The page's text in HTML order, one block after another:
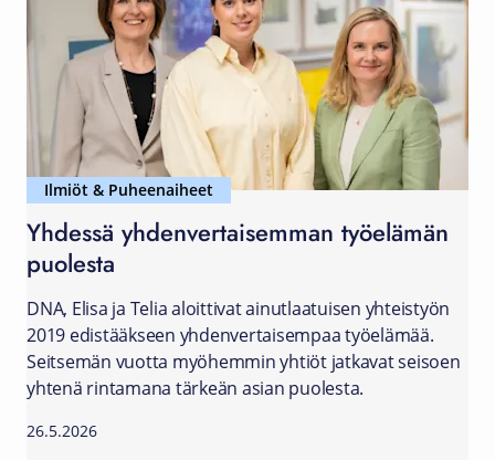
Ilmiöt & Puheenaiheet
Yhdessä yhdenvertaisemman työelämän
puolesta
DNA, Elisa ja Telia aloittivat ainutlaatuisen yhteistyön
2019 edistääkseen yhdenvertaisempaa työelämää.
Seitsemän vuotta myöhemmin yhtiöt jatkavat seisoen
yhtenä rintamana tärkeän asian puolesta.
26.5.2026